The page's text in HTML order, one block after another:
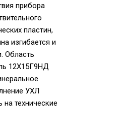
прибора
пластин,
изгибается и
Область
12Х15Г9НД
УХЛ
технические